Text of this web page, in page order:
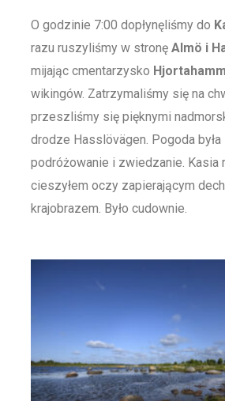
O godzinie 7:00 dopłynęliśmy do
razu ruszyliśmy w stronę Almö i
mijając cmentarzysko
wikingów. Zatrzymaliśmy się na
przeszliśmy się pięknymi
drodze Hasslövägen. Pogoda była
podróżowanie i zwiedzanie. Kasia
cieszyłem oczy zapierającym
krajobrazem. Było cudownie.